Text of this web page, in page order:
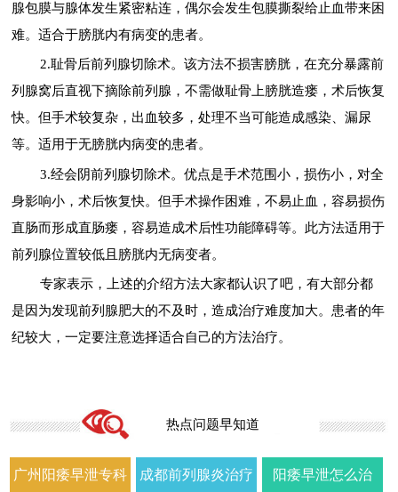
腺包膜与腺体发生紧密粘连，偶尔会发生包膜撕裂给止血带来困
难。适合于膀胱内有病变的患者。
2.耻骨后前列腺切除术。该方法不损害膀胱，在充分暴露前
列腺窝后直视下摘除前列腺，不需做耻骨上膀胱造瘘，术后恢复
快。但手术较复杂，出血较多，处理不当可能造成感染、漏尿
等。适用于无膀胱内病变的患者。
3.经会阴前列腺切除术。优点是手术范围小，损伤小，对全
身影响小，术后恢复快。但手术操作困难，不易止血，容易损伤
直肠而形成直肠瘘，容易造成术后性功能障碍等。此方法适用于
前列腺位置较低且膀胱内无病变者。
专家表示，上述的介绍方法大家都认识了吧，有大部分都
是因为发现前列腺肥大的不及时，造成治疗难度加大。患者的年
纪较大，一定要注意选择适合自己的方法治疗。
热点问题早知道
广州阳痿早泄专科 成都前列腺炎治疗 阳痿早泄怎么治